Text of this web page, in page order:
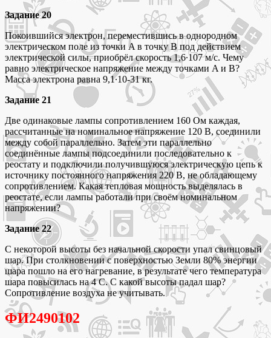
Задание 20
Покоившийся электрон, переместившись в однородном
электрическом поле из точки A в точку B под действием
электрической силы, приобрёл скорость 1,6∙107 м/с. Чему
равно электрическое напряжение между точками A и B?
Масса электрона равна 9,1∙10-31 кг.
Задание 21
Две одинаковые лампы сопротивлением 160 Ом каждая,
рассчитанные на номинальное напряжение 120 В, соединили
между собой параллельно. Затем эти параллельно
соединённые лампы подсоединили последовательно к
реостату и подключили получившуюся электрическую цепь к
источнику постоянного напряжения 220 В, не обладающему
сопротивлением. Какая тепловая мощность выделялась в
реостате, если лампы работали при своём номинальном
напряжении?
Задание 22
С некоторой высоты без начальной скорости упал свинцовый
шар. При столкновении с поверхностью Земли 80% энергии
шара пошло на его нагревание, в результате чего температура
шара повысилась на 4 С. С какой высоты падал шар?
Сопротивление воздуха не учитывать.
ФИ2490102